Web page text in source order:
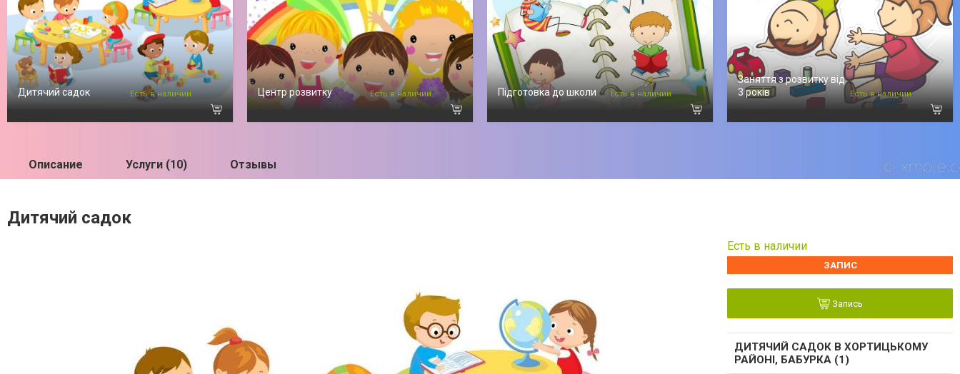
Дитячий садок Есть в наличии Центр розвитку Есть в наличии Підготовка до школи Есть в наличии
Заняття з розвитку від
3 років
Есть в наличии
Описание Услуги (10) Отзывы
Дитячий садок
Есть в наличии
ЗАПИС
Запись
ДИТЯЧИЙ САДОК В ХОРТИЦЬКОМУ
РАЙОНІ, БАБУРКА (1)